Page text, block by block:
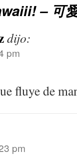
– 可
dijo:
pm
fluye de
pm